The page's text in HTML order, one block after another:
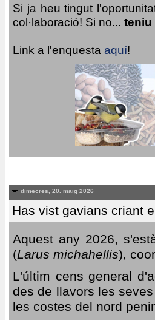
Si ja heu tingut
col·laboració! Si no... teniu
Link a l'enquesta aquí!
dimecres, 20. maig 2026
Has vist gavians criant
Aquest any 2026,
(Larus michahellis),
L'últim cens general
des de llavors les
les costes del nord